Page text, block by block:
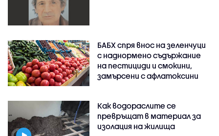
БАБХ спря внос на зеленчуци
с наднормено съдържание
на пестициди и смокини,
замърсени с афлатоксини
Как водораслите се
превръщат в материал за
изолация на жилища